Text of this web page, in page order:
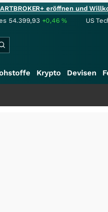
eröffnen und
54.399,93 +0,46% US
Krypto Devisen